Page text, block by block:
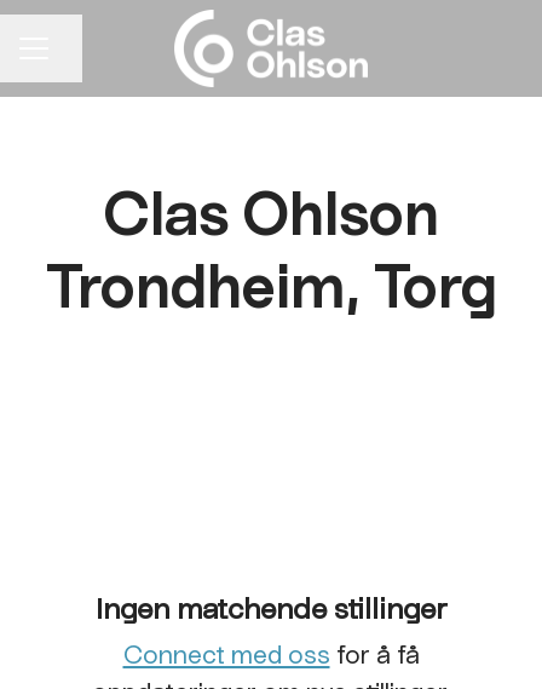
Clas Ohlson
Trondheim, Torg
Ingen matchende stillinger
Connect med oss for å få